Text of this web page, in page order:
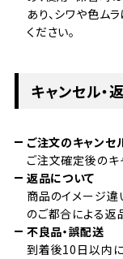
あり、シワや色ム
ください。
キャンセル・
ご注文のキャンセ
ご注文確定後のキ
返品について
商品のイメージ違
のご都合による返
不良品・誤配送
到着後10日以内に